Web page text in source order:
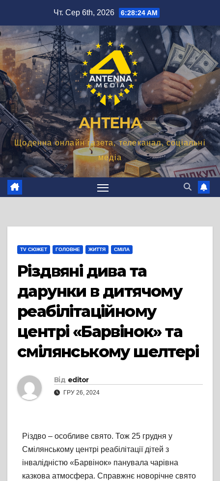
вмісту
Чт. Сер 6th, 2026 6:28:25 AM
АНТЕНА
Щоденна онлайн газета, телеканал, соціальні
медіа
TV СЮЖЕТ ГОЛОВНЕ ЖИТТЯ СМІЛА
Різдвяні дива та
дарунки в дитячому
реабілітаційному
центрі «Барвінок» та
смілянському шелтері
Від editor
ГРУ 26, 2024
Різдво – особливе свято. Тож 25 грудня у
Смілянському центрі реабілітації дітей з
інвалідністю «Барвінок» панувала чарівна
казкова атмосфера. Справжнє новорічне свято